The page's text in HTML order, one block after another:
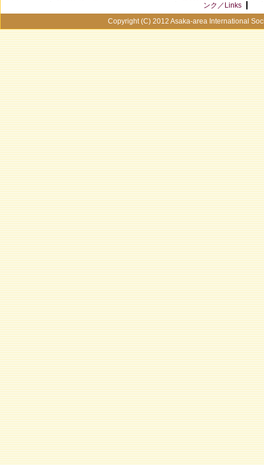
ンク／Links
Copyright (C) 2012 Asaka-area International